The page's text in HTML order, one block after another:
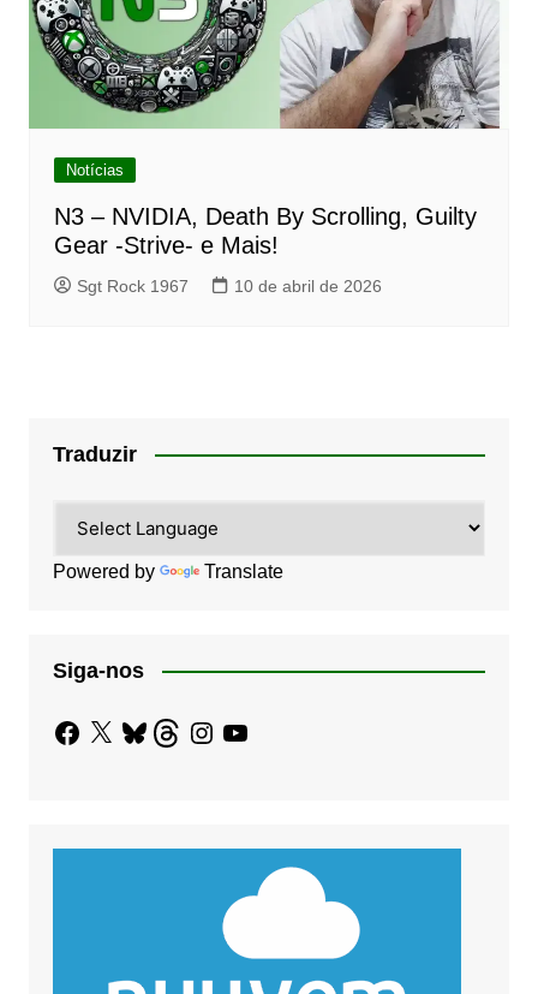
Notícias
N3 – NVIDIA, Death By Scrolling, Guilty
Gear -Strive- e Mais!
Sgt Rock 1967 10 de abril de 2026
Traduzir
Powered by Translate
Siga-nos
Facebook
X BlueskyThreadsInstagram
YouTube